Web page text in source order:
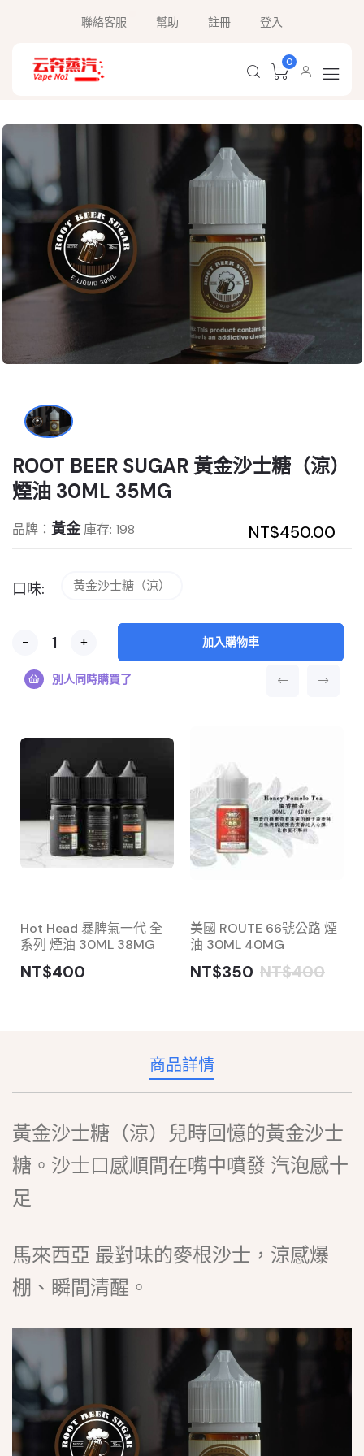
聯絡客服 幫助 註冊 登入
0
ROOT BEER SUGAR 黃金沙士糖（涼）
煙油 30ML 35MG
品牌： 黃金 NT$450.00
庫存: 198
口味: 黃金沙士糖（涼）
- + 加入購物車
別人同時購買了
Hot Head 暴脾氣一代 全
系列 煙油 30ML 38MG
NT$400
美國 ROUTE 66號公路 煙
油 30ML 40MG
NT$350 NT$400
商品詳情
黃金沙士糖（涼）兒時回憶的黃金沙士
糖。沙士口感順間在嘴中噴發 汽泡感十
足
馬來西亞 最對味的麥根沙士，涼感爆
棚、瞬間清醒。